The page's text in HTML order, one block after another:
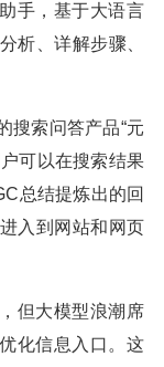
手，基于大语言
析、详解步骤、
搜索问答产品“元
可以在搜索结果
总结提炼出的回
入到网站和网页
但大模型浪潮席
化信息入口。这